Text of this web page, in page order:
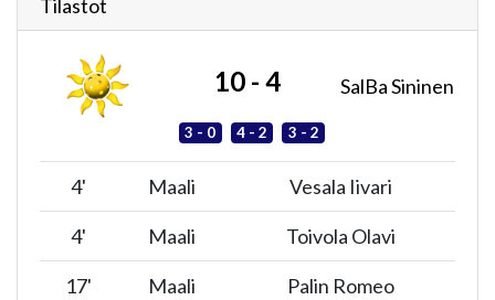
Tilastot
10 - 4 SalBa Sininen
3 - 0 4 - 2 3 - 2
4' Maali Vesala Iivari
4' Maali Toivola Olavi
17' Maali Palin Romeo